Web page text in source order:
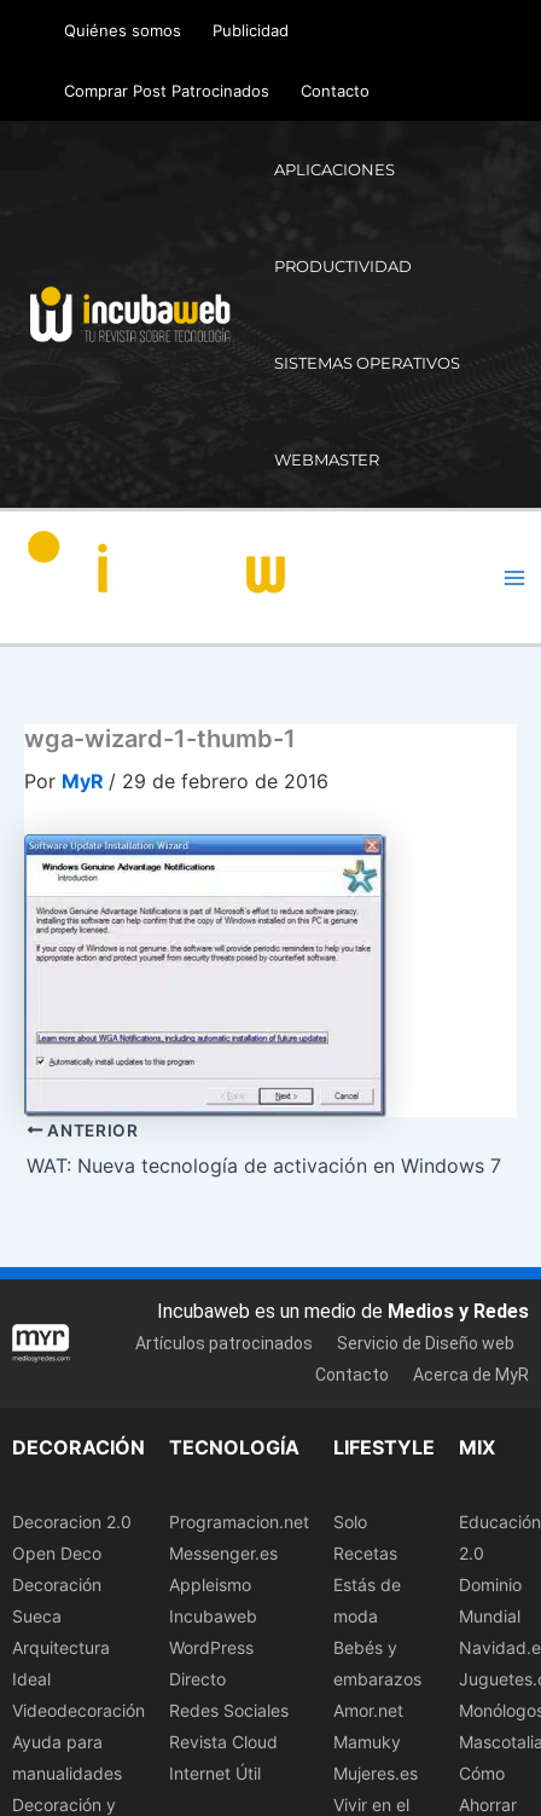
Quiénes somos Publicidad
Comprar Post Patrocinados Contacto
APLICACIONES
PRODUCTIVIDAD
SISTEMAS OPERATIVOS
WEBMASTER
wga-wizard-1-thumb-1
Por MyR / 29 de febrero de 2016
ANTERIOR
WAT: Nueva tecnología de activación en Windows 7
Incubaweb es un medio de Medios y Redes
Artículos patrocinados
Servicio de Diseño web
Contacto
Acerca de MyR
DECORACIÓN
Decoracion 2.0
Open Deco
Decoración
Sueca
Arquitectura
Ideal
Videodecoración
Ayuda para
manualidades
Decoración y
TECNOLOGÍA
Programacion.net
Messenger.es
Appleismo
Incubaweb
WordPress
Directo
Redes Sociales
Revista Cloud
Internet Útil
LIFESTYLE
Solo
Recetas
Estás de
moda
Bebés y
embarazos
Amor.net
Mamuky
Mujeres.es
Vivir en el
MIX
Educación
2.0
Dominio
Mundial
Cómo
Ahorrar